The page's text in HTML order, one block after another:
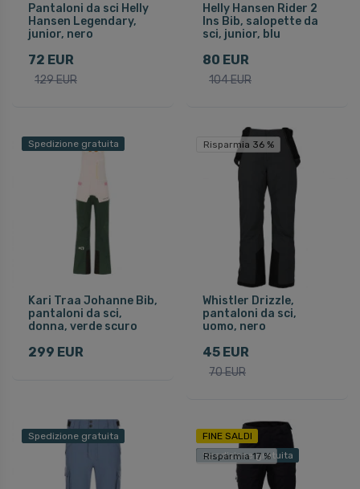
Pantaloni da sci Helly
Hansen Legendary,
junior, nero
72 EUR
129 EUR
Helly Hansen Rider 2
Ins Bib, salopette da
sci, junior, blu
80 EUR
104 EUR
Spedizione gratuita
Kari Traa Johanne Bib,
pantaloni da sci,
donna, verde scuro
299 EUR
Risparmia 36 %
Whistler Drizzle,
pantaloni da sci,
uomo, nero
45 EUR
70 EUR
Spedizione gratuita
FINE SALDI
Spedizione gratuita
Risparmia 17 %